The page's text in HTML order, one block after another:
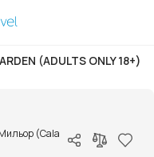
(ADULTS ONLY 18+)
(Cala